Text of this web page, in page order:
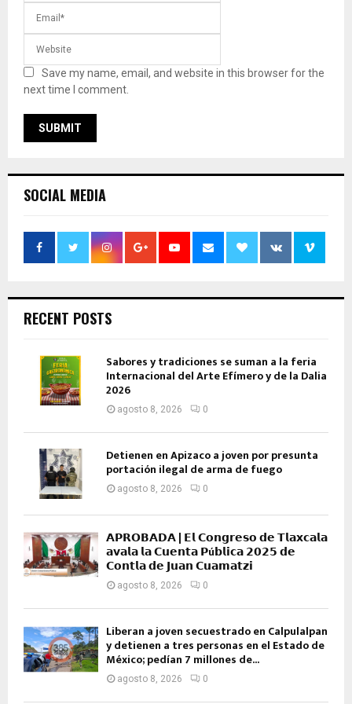
Save my name, email, and website in this browser for the
next time I comment.
SOCIAL MEDIA
RECENT POSTS
Sabores y tradiciones se suman a la feria
Internacional del Arte Efímero y de la Dalia
2026
agosto 8, 2026 0
Detienen en Apizaco a joven por presunta
portación ilegal de arma de fuego
agosto 8, 2026 0
𝗔𝗣𝗥𝗢𝗕𝗔𝗗𝗔 | 𝗘𝗹 𝗖𝗼𝗻𝗴𝗿𝗲𝘀𝗼 𝗱𝗲 𝗧𝗹𝗮𝘅𝗰𝗮𝗹𝗮
𝗮𝘃𝗮𝗹𝗮 𝗹𝗮 𝗖𝘂𝗲𝗻𝘁𝗮 𝗣ú𝗯𝗹𝗶𝗰𝗮 𝟮𝟬𝟮𝟱 𝗱𝗲
𝗖𝗼𝗻𝘁𝗹𝗮 𝗱𝗲 𝗝𝘂𝗮𝗻 𝗖𝘂𝗮𝗺𝗮𝘁𝘇𝗶
agosto 8, 2026 0
Liberan a joven secuestrado en Calpulalpan
y detienen a tres personas en el Estado de
México; pedían 7 millones de...
agosto 8, 2026 0